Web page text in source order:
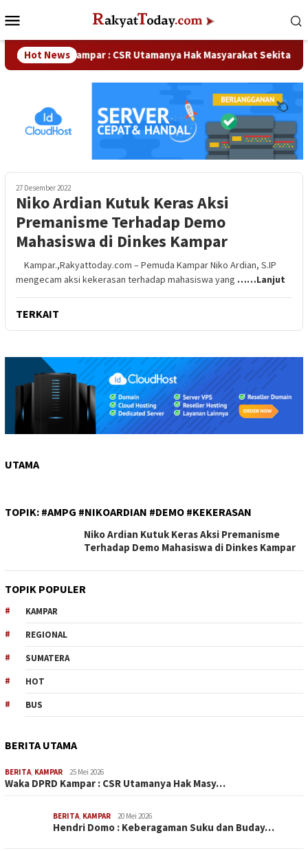
ke
Mobile
Hot News
Waka DPRD Kampar : CSR Utamanya Hak Masyarakat Sekitar
27 Desember 2022
Niko Ardian Kutuk Keras Aksi
Premanisme Terhadap Demo
Mahasiswa di Dinkes Kampar
Kampar.,Rakyattoday.com – Pemuda Kampar Niko Ardian, S.IP
mengecam aksi kekerasan terhadap mahasiswa yang ……Lanjut
TERKAIT
UTAMA
TOPIK: #AMPG #NIKOARDIAN #DEMO #KEKERASAN
Niko Ardian Kutuk Keras Aksi Premanisme
Terhadap Demo Mahasiswa di Dinkes Kampar
TOPIK POPULER
KAMPAR
REGIONAL
SUMATERA
HOT
BUS
BERITA UTAMA
BERITA KAMPAR 25 Mei 2026
Waka DPRD Kampar : CSR Utamanya Hak Masy…
BERITA KAMPAR 20 Mei 2026
Hendri Domo : Keberagaman Suku dan Buday…